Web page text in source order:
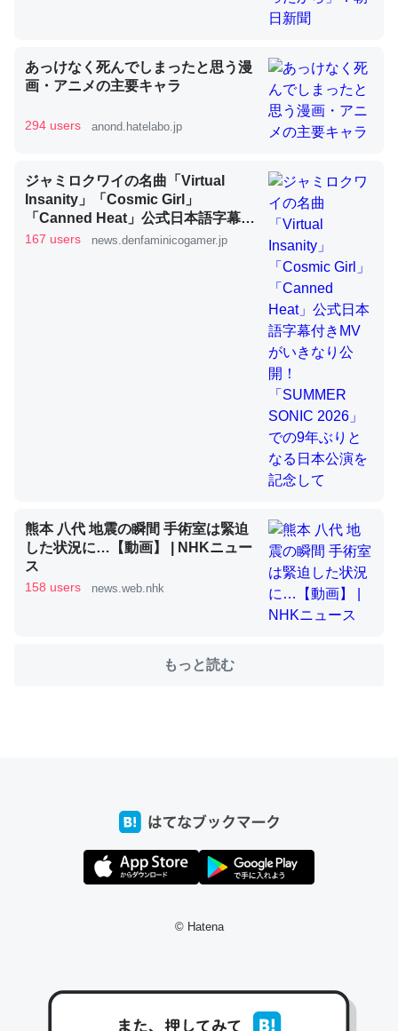
論文では「淡水はカルシウムも酸素も不足してて両方に不
利だから両方が拮抗してるのでは」とあって面白い。海に
いる鋏角類（カブトガニ・ウミグモ）はカルシウムを使わ
ずキチンを強化してる筈だが、酵素が違うのか？
いのか」に関する新仮説
これを元に考えるとカルシウムを大量に使う脊椎動物と貝
類は苦労してるんだな…。腹足類だと殻を無くしてナメク
─ニュース :: 【研究発表】昆虫学の大問題＝「昆虫はなぜ海にいな
ウチもEchoを実家に置いて４年。でたまに覗いてる。ぼ
位置情報を共有してる。電池残量や充電中かが分かるので
これ見て生きてるなって分かる。
─たまにLINEするくらいだった遠方の父67歳と僕。ITツール導入で
コミュニケーションが劇的に変化した｜tayorini by LIFULL介護
コミュニケーションが劇的に変化した｜tayorini by LIFULL介護
私も3年前ぐらいに祖母の家に設置した。ポケットWifiみ
https://toyoshi.hatenablog.com/entry/2019/05/15/1805
あっけなく死んでしまったと思う漫
画・アニメの主要キャラ
294 users anond.hatelabo.jp
ジャミロクワイの名曲「Virtual
Insanity」「Cosmic Girl」
「Canned Heat」公式日本語字幕付
きMVがいきなり公開！「SUMMER
167 users news.denfaminicogamer.jp
熊本 八代 地震の瞬間 手術室は緊迫
した状況に…【動画】 | NHKニュー
ス
158 users news.web.nhk
もっと読む
© Hatena